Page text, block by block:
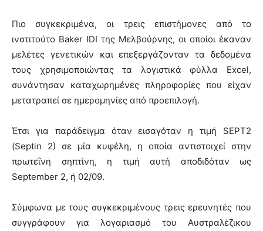
Πιο συγκεκριμένα, οι τρεις επιστήμονες από το
ινστιτούτο Baker IDI της Μελβούρνης, οι οποίοι έκαναν
μελέτες γενετικών και επεξεργάζονταν τα δεδομένα
τους χρησιμοποιώντας τα λογιστικά φύλλα Excel,
συνάντησαν καταχωρημένες πληροφορίες που είχαν
μετατραπεί σε ημερομηνίες από προεπιλογή.
Έτσι για παράδειγμα όταν εισαγόταν η τιμή SEPT2
(Septin 2) σε μία κυψέλη, η οποία αντιστοιχεί στην
πρωτεΐνη σηπτίνη, η τιμή αυτή αποδιδόταν ως
September 2, ή 02/09.
Σύμφωνα με τους συγκεκριμένους τρεις ερευνητές που
συγγράφουν για λογαριασμό του Αυστραλέζικου